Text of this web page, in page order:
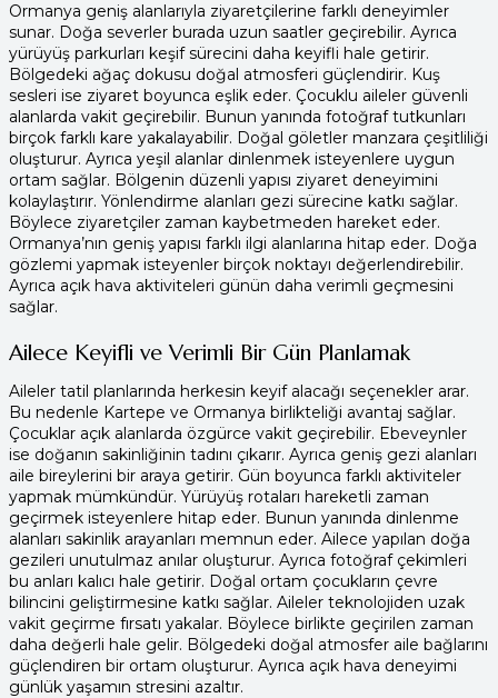
Ormanya geniş alanlarıyla ziyaretçilerine farklı deneyimler
sunar. Doğa severler burada uzun saatler geçirebilir. Ayrıca
yürüyüş parkurları keşif sürecini daha keyifli hale getirir.
Bölgedeki ağaç dokusu doğal atmosferi güçlendirir. Kuş
sesleri ise ziyaret boyunca eşlik eder. Çocuklu aileler güvenli
alanlarda vakit geçirebilir. Bunun yanında fotoğraf tutkunları
birçok farklı kare yakalayabilir. Doğal göletler manzara çeşitliliği
oluşturur. Ayrıca yeşil alanlar dinlenmek isteyenlere uygun
ortam sağlar. Bölgenin düzenli yapısı ziyaret deneyimini
kolaylaştırır. Yönlendirme alanları gezi sürecine katkı sağlar.
Böylece ziyaretçiler zaman kaybetmeden hareket eder.
Ormanya’nın geniş yapısı farklı ilgi alanlarına hitap eder. Doğa
gözlemi yapmak isteyenler birçok noktayı değerlendirebilir.
Ayrıca açık hava aktiviteleri günün daha verimli geçmesini
sağlar.
Ailece Keyifli ve Verimli Bir Gün Planlamak
Aileler tatil planlarında herkesin keyif alacağı seçenekler arar.
Bu nedenle Kartepe ve Ormanya birlikteliği avantaj sağlar.
Çocuklar açık alanlarda özgürce vakit geçirebilir. Ebeveynler
ise doğanın sakinliğinin tadını çıkarır. Ayrıca geniş gezi alanları
aile bireylerini bir araya getirir. Gün boyunca farklı aktiviteler
yapmak mümkündür. Yürüyüş rotaları hareketli zaman
geçirmek isteyenlere hitap eder. Bunun yanında dinlenme
alanları sakinlik arayanları memnun eder. Ailece yapılan doğa
gezileri unutulmaz anılar oluşturur. Ayrıca fotoğraf çekimleri
bu anları kalıcı hale getirir. Doğal ortam çocukların çevre
bilincini geliştirmesine katkı sağlar. Aileler teknolojiden uzak
vakit geçirme fırsatı yakalar. Böylece birlikte geçirilen zaman
daha değerli hale gelir. Bölgedeki doğal atmosfer aile bağlarını
güçlendiren bir ortam oluşturur. Ayrıca açık hava deneyimi
günlük yaşamın stresini azaltır.